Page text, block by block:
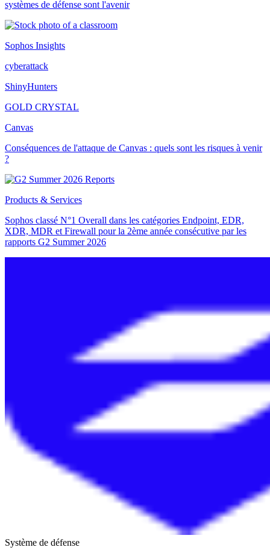
systèmes de défense sont l'avenir
Sophos Insights
cyberattack
ShinyHunters
GOLD CRYSTAL
Canvas
Conséquences de l'attaque de Canvas : quels sont les risques à venir
?
Products & Services
Sophos classé N°1 Overall dans les catégories Endpoint, EDR,
XDR, MDR et Firewall pour la 2ème année consécutive par les
rapports G2 Summer 2026
Système de défense